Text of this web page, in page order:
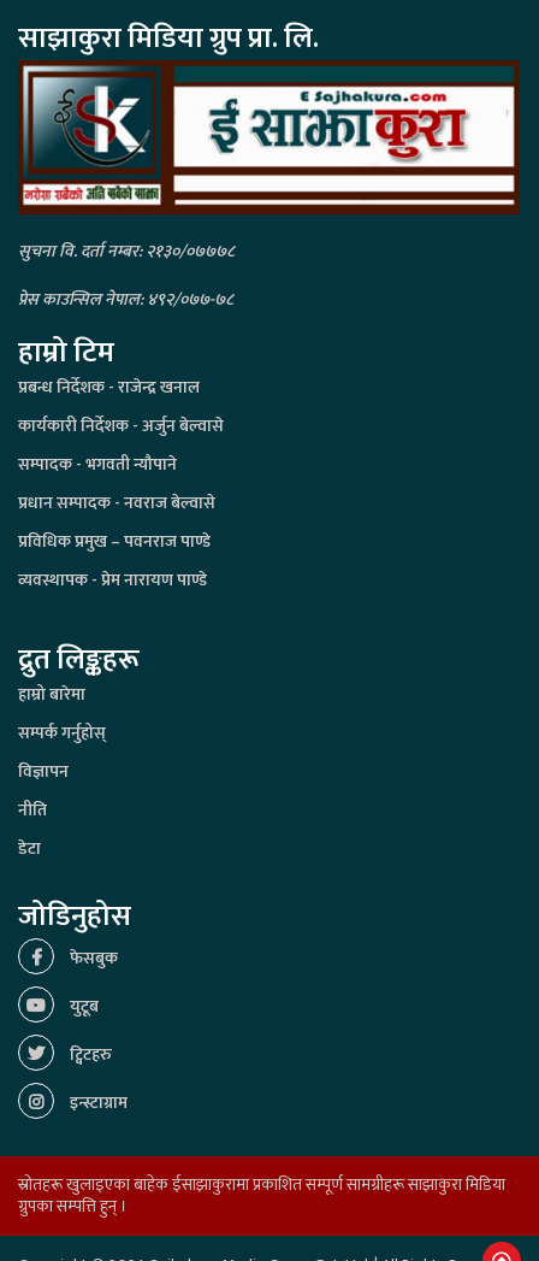
साझाकुरा मिडिया ग्रुप प्रा. लि.
सुचना वि. दर्ता नम्बर: २१३०/०७७७८
प्रेस काउन्सिल नेपाल: ४९२/०७७-७८
हाम्रो टिम
प्रबन्ध निर्देशक - राजेन्द्र खनाल
कार्यकारी निर्देशक - अर्जुन बेल्वासे
सम्पादक - भगवती न्यौपाने
प्रधान सम्पादक - नवराज बेल्वासे
प्रविधिक प्रमुख – पवनराज पाण्डे
व्यवस्थापक - प्रेम नारायण पाण्डे
द्रुत लिङ्कहरू
हाम्रो बारेमा
सम्पर्क गर्नुहोस्
विज्ञापन
नीति
डेटा
जोडिनुहोस
फेसबुक
युटूब
ट्विटहरु
इन्स्टाग्राम
स्रोतहरू खुलाइएका बाहेक ईसाझाकुरामा प्रकाशित सम्पूर्ण सामग्रीहरू साझाकुरा मिडिया
ग्रुपका सम्पत्ति हुन् ।